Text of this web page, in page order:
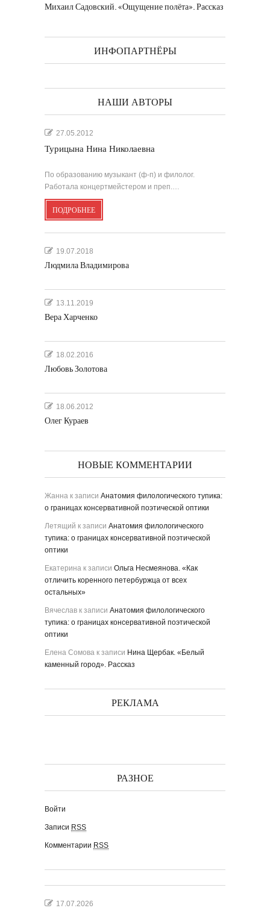
Михаил Садовский. «Ощущение полёта». Рассказ
ИНФОПАРТНЁРЫ
НАШИ АВТОРЫ
27.05.2012
Турицына Нина Николаевна
По образованию музыкант (ф-п) и филолог.
Работала концертмейстером и преп.…
ПОДРОБНЕЕ
19.07.2018
Людмила Владимирова
13.11.2019
Вера Харченко
18.02.2016
Любовь Золотова
18.06.2012
Олег Кураев
НОВЫЕ КОММЕНТАРИИ
Жанна к записи Анатомия филологического тупика:
о границах консервативной поэтической оптики
Летящий к записи Анатомия филологического
тупика: о границах консервативной поэтической
оптики
Екатерина к записи Ольга Несмеянова. «Как
отличить коренного петербуржца от всех
остальных»
Вячеслав к записи Анатомия филологического
тупика: о границах консервативной поэтической
оптики
Елена Сомова к записи Нина Щербак. «Белый
каменный город». Рассказ
РЕКЛАМА
РАЗНОЕ
Войти
Записи RSS
Комментарии RSS
17.07.2026